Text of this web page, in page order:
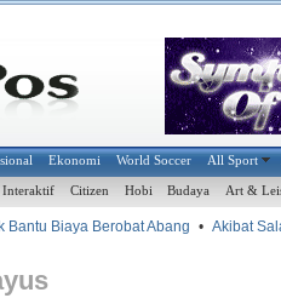
Ekonomi World Soccer All Sport
Citizen Hobi Budaya Art &
Biaya Berobat Abang • Akibat Salah